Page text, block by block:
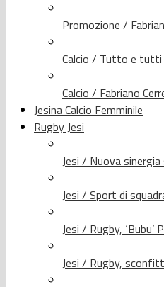
Promozione /
Calcio / Tutto e tutti
Calcio / Fabriano
Jesina Calcio Femminile
Rugby Jesi
Jesi / Nuova
Jesi / Sport di
Jesi / Rugby,
Jesi / Rugby,